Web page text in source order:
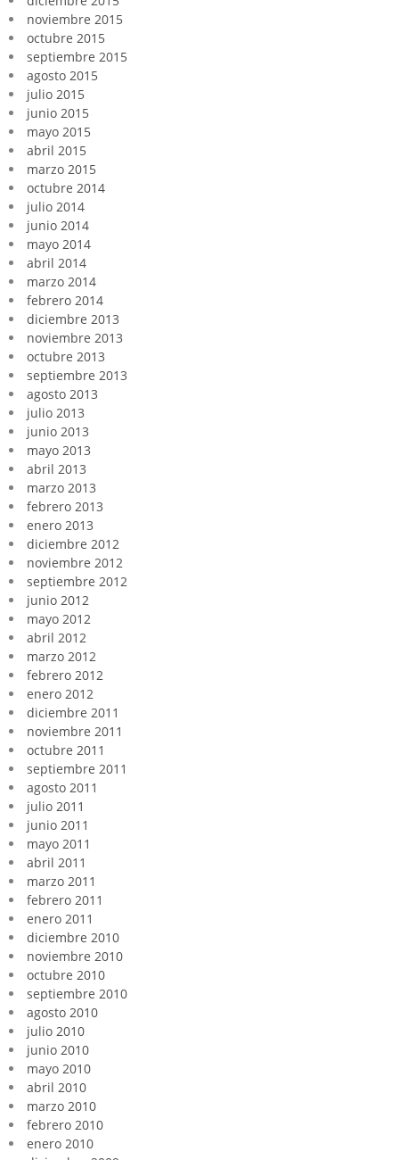
noviembre 2015
octubre 2015
septiembre 2015
agosto 2015
julio 2015
junio 2015
mayo 2015
abril 2015
marzo 2015
octubre 2014
julio 2014
junio 2014
mayo 2014
abril 2014
marzo 2014
febrero 2014
diciembre 2013
noviembre 2013
octubre 2013
septiembre 2013
agosto 2013
julio 2013
junio 2013
mayo 2013
abril 2013
marzo 2013
febrero 2013
enero 2013
diciembre 2012
noviembre 2012
septiembre 2012
junio 2012
mayo 2012
abril 2012
marzo 2012
febrero 2012
enero 2012
diciembre 2011
noviembre 2011
octubre 2011
septiembre 2011
agosto 2011
julio 2011
junio 2011
mayo 2011
abril 2011
marzo 2011
febrero 2011
enero 2011
diciembre 2010
noviembre 2010
octubre 2010
septiembre 2010
agosto 2010
julio 2010
junio 2010
mayo 2010
abril 2010
marzo 2010
febrero 2010
enero 2010